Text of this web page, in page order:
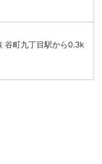
谷町九丁目駅から0.3k